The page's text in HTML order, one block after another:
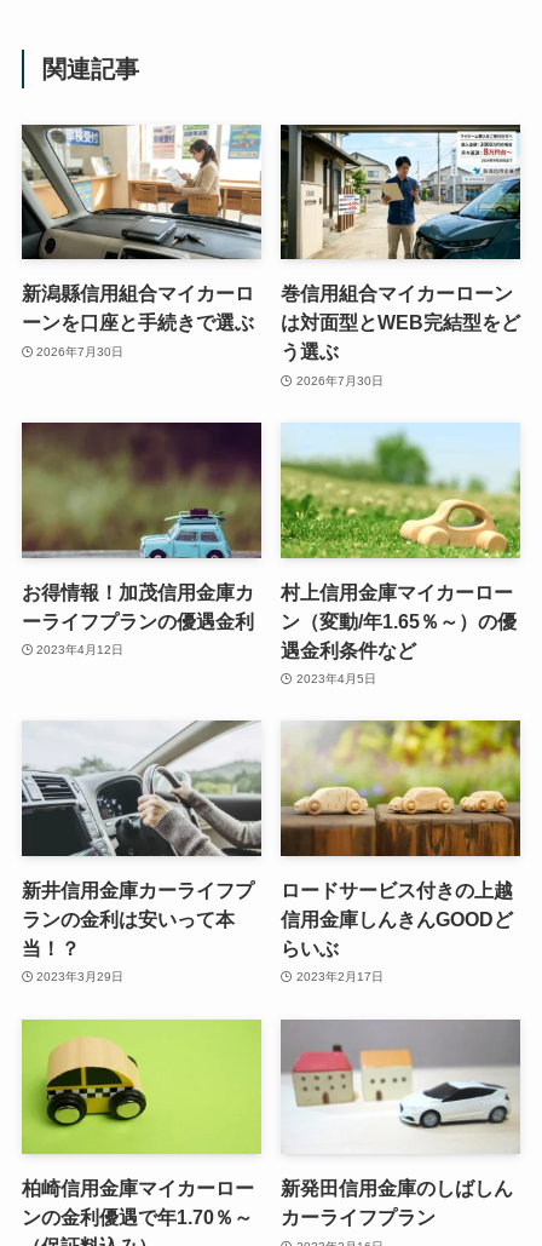
関連記事
新潟縣信用組合マイカーロ
ーンを口座と手続きで選ぶ
2026年7月30日
巻信用組合マイカーローン
は対面型とWEB完結型をど
う選ぶ
2026年7月30日
お得情報！加茂信用金庫カ
ーライフプランの優遇金利
2023年4月12日
村上信用金庫マイカーロー
ン（変動/年1.65％～）の優
遇金利条件など
2023年4月5日
新井信用金庫カーライフプ
ランの金利は安いって本
当！？
2023年3月29日
ロードサービス付きの上越
信用金庫しんきんGOODど
らいぶ
2023年2月17日
柏崎信用金庫マイカーロー
ンの金利優遇で年1.70％～
新発田信用金庫のしばしん
カーライフプラン